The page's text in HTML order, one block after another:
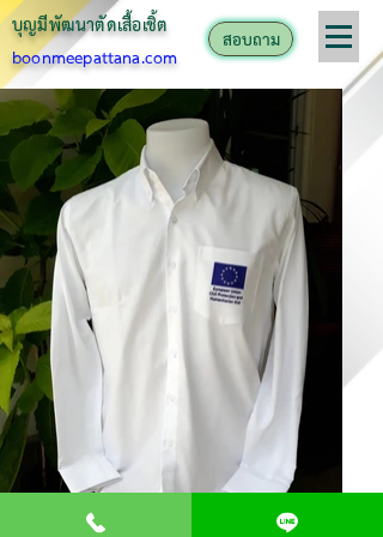
บุญมีพัฒนาตัดเสื้อเชิ้ต
boonmeepattana.com
สอบถาม